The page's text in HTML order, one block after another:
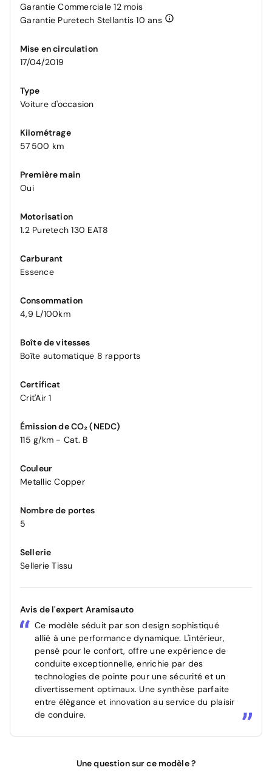
Garantie Commerciale 12 mois
Garantie Puretech Stellantis 10 ans
Mise en circulation
17/04/2019
Type
Voiture d'occasion
Kilométrage
57 500 km
Première main
Oui
Motorisation
1.2 Puretech 130 EAT8
Carburant
Essence
Consommation
4,9 L/100km
Boîte de vitesses
Boîte automatique 8 rapports
Certificat
Crit'Air 1
Émission de CO₂ (NEDC)
115 g/km - Cat. B
Couleur
Metallic Copper
Nombre de portes
5
Sellerie
Sellerie Tissu
Avis de l'expert Aramisauto
Ce modèle séduit par son design sophistiqué
allié à une performance dynamique. L'intérieur,
pensé pour le confort, offre une expérience de
conduite exceptionnelle, enrichie par des
technologies de pointe pour une sécurité et un
divertissement optimaux. Une synthèse parfaite
entre élégance et innovation au service du plaisir
de conduire.
Une question sur ce modèle ?